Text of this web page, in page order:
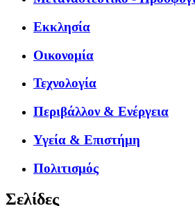
Εκκλησία
Οικονομία
Τεχνολογία
Περιβάλλον & Ενέργεια
Υγεία & Επιστήμη
Πολιτισμός
Σελίδες